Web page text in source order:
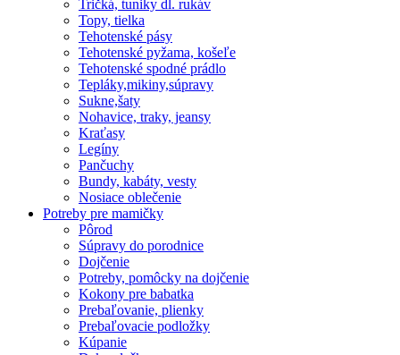
Tričká, tuniky dl. rukáv
Topy, tielka
Tehotenské pásy
Tehotenské pyžama, košeľe
Tehotenské spodné prádlo
Tepláky,mikiny,súpravy
Sukne,šaty
Nohavice, traky, jeansy
Kraťasy
Legíny
Pančuchy
Bundy, kabáty, vesty
Nosiace oblečenie
Potreby pre mamičky
Pôrod
Súpravy do porodnice
Dojčenie
Potreby, pomôcky na dojčenie
Kokony pre babatka
Prebaľovanie, plienky
Prebaľovacie podložky
Kúpanie